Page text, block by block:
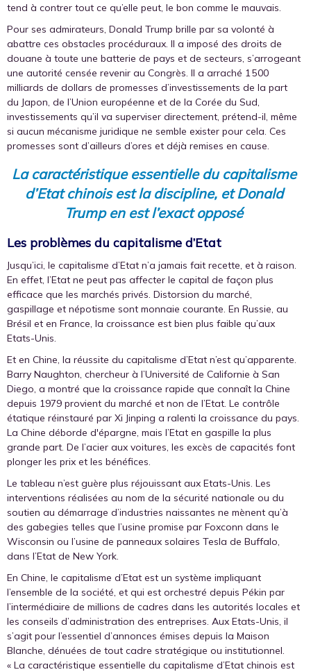
tend à contrer tout ce qu’elle peut, le bon comme le mauvais.
Pour ses admirateurs, Donald Trump brille par sa volonté à
abattre ces obstacles procéduraux. Il a imposé des droits de
douane à toute une batterie de pays et de secteurs, s’arrogeant
une autorité censée revenir au Congrès. Il a arraché 1 500
milliards de dollars de promesses d’investissements de la part
du Japon, de l’Union européenne et de la Corée du Sud,
investissements qu’il va superviser directement, prétend-il, même
si aucun mécanisme juridique ne semble exister pour cela. Ces
promesses sont d’ailleurs d’ores et déjà remises en cause.
La caractéristique essentielle du capitalisme
d’Etat chinois est la discipline, et Donald
Trump en est l’exact opposé
Les problèmes du capitalisme d’Etat
Jusqu’ici, le capitalisme d’Etat n’a jamais fait recette, et à raison.
En effet, l’Etat ne peut pas affecter le capital de façon plus
efficace que les marchés privés. Distorsion du marché,
gaspillage et népotisme sont monnaie courante. En Russie, au
Brésil et en France, la croissance est bien plus faible qu’aux
Etats-Unis.
Et en Chine, la réussite du capitalisme d’Etat n’est qu’apparente.
Barry Naughton, chercheur à l’Université de Californie à San
Diego, a montré que la croissance rapide que connaît la Chine
depuis 1979 provient du marché et non de l’Etat. Le contrôle
étatique réinstauré par Xi Jinping a ralenti la croissance du pays.
La Chine déborde d'épargne, mais l’Etat en gaspille la plus
grande part. De l’acier aux voitures, les excès de capacités font
plonger les prix et les bénéfices.
Le tableau n’est guère plus réjouissant aux Etats-Unis. Les
interventions réalisées au nom de la sécurité nationale ou du
soutien au démarrage d’industries naissantes ne mènent qu’à
des gabegies telles que l’usine promise par Foxconn dans le
Wisconsin ou l’usine de panneaux solaires Tesla de Buffalo,
dans l’Etat de New York.
En Chine, le capitalisme d’Etat est un système impliquant
l’ensemble de la société, et qui est orchestré depuis Pékin par
l’intermédiaire de millions de cadres dans les autorités locales et
les conseils d’administration des entreprises. Aux Etats-Unis, il
s’agit pour l’essentiel d’annonces émises depuis la Maison
Blanche, dénuées de tout cadre stratégique ou institutionnel.
« La caractéristique essentielle du capitalisme d’Etat chinois est